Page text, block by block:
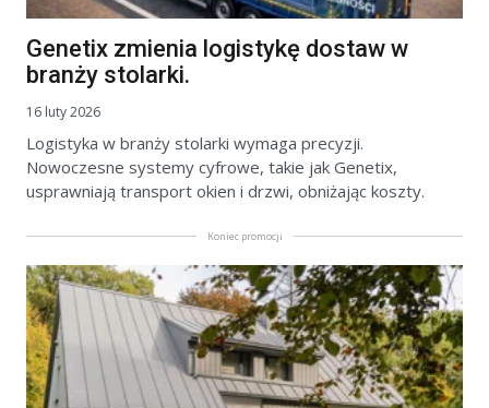
Genetix zmienia logistykę dostaw w
branży stolarki.
16 luty 2026
Logistyka w branży stolarki wymaga precyzji.
Nowoczesne systemy cyfrowe, takie jak Genetix,
usprawniają transport okien i drzwi, obniżając koszty.
Koniec promocji